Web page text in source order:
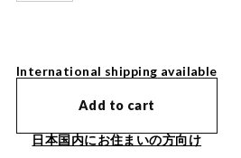
International shipping available
Add to cart
日本国内にお住まいの方向け